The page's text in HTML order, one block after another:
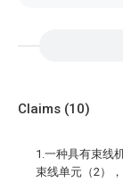
Claims (10)
1.一种具有束线
束线单元（2）